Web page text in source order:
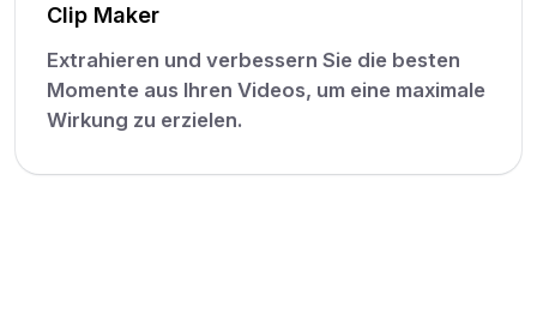
Clip Maker
Extrahieren und verbessern Sie die besten
Momente aus Ihren Videos, um eine maximale
Wirkung zu erzielen.